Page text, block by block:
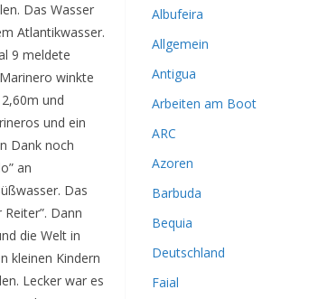
Das Wasser
Atlantikwasser.
9 meldete
winkte
und
und ein
Dank noch
an
Das
Dann
die Welt in
kleinen Kindern
Lecker war es
Albufeira
Allgemein
Antigua
Arbeiten am Boot
ARC
Azoren
Barbuda
Bequia
Deutschland
Faial